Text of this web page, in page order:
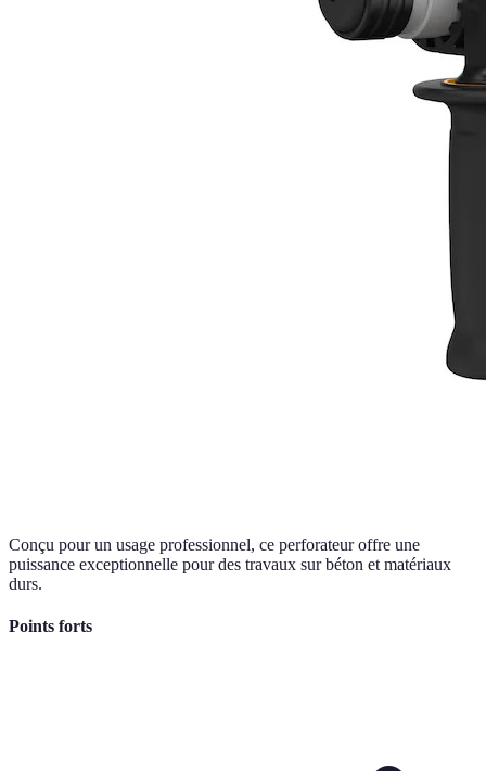
Conçu pour un usage professionnel, ce perforateur offre une
puissance exceptionnelle pour des travaux sur béton et matériaux
durs.
Points forts